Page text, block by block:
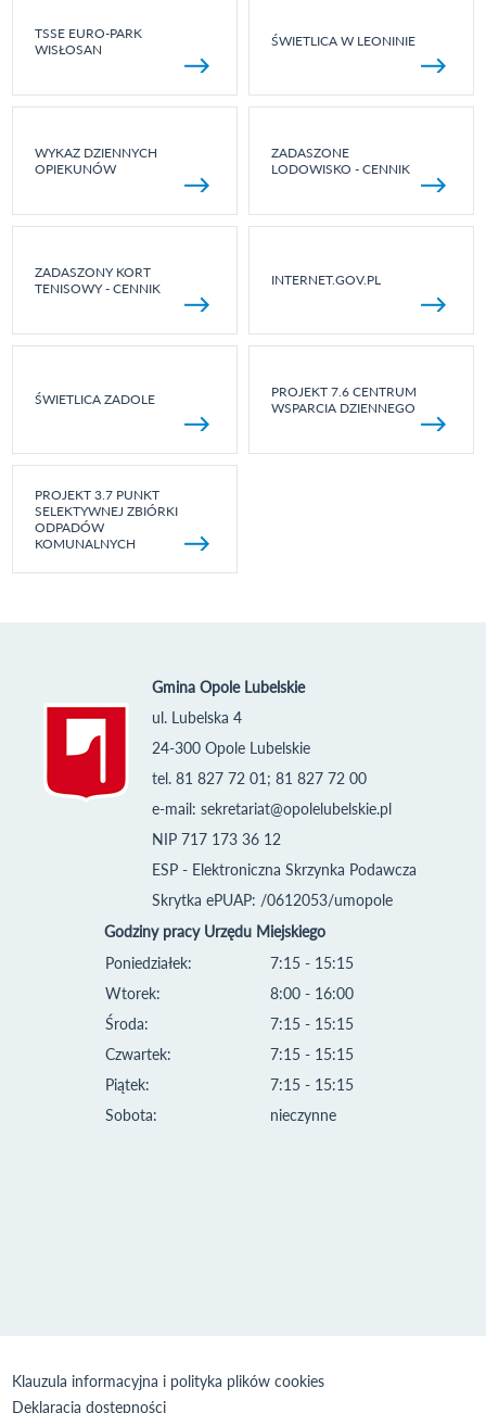
TSSE EURO-PARK
WISŁOSAN
ŚWIETLICA W LEONINIE
WYKAZ DZIENNYCH
OPIEKUNÓW
ZADASZONE
LODOWISKO - CENNIK
ZADASZONY KORT
TENISOWY - CENNIK
INTERNET.GOV.PL
ŚWIETLICA ZADOLE
PROJEKT 7.6 CENTRUM
WSPARCIA DZIENNEGO
PROJEKT 3.7 PUNKT
SELEKTYWNEJ ZBIÓRKI
ODPADÓW
KOMUNALNYCH
Gmina Opole Lubelskie
ul. Lubelska 4
24-300 Opole Lubelskie
tel. 81 827 72 01; 81 827 72 00
e-mail: sekretariat@opolelubelskie.pl
NIP 717 173 36 12
ESP - Elektroniczna Skrzynka Podawcza
Skrytka ePUAP: /0612053/umopole
Godziny pracy Urzędu Miejskiego
Poniedziałek:
Wtorek:
Środa:
Czwartek:
Piątek:
Sobota:
7:15 - 15:15
8:00 - 16:00
7:15 - 15:15
7:15 - 15:15
7:15 - 15:15
nieczynne
Klauzula informacyjna i polityka plików cookies
Deklaracja dostępności